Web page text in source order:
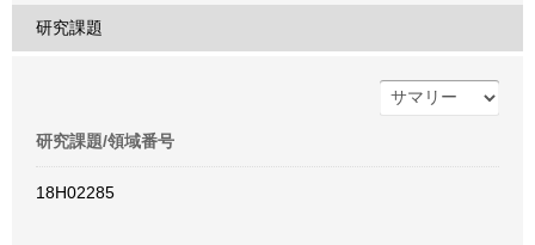
研究課題
研究課題/領域番号
18H02285